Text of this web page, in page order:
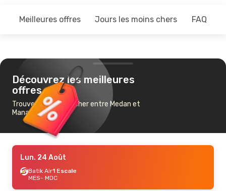
Meilleures offres Jours les moins chers FAQ
Découvrez les meilleures
offres
Trouvez un vol pas cher entre Medan et
Manado
Lun. 24 Août
Batik Air1 Escale
MES- MDC